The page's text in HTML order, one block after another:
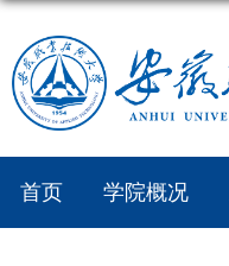
首页 学院概况